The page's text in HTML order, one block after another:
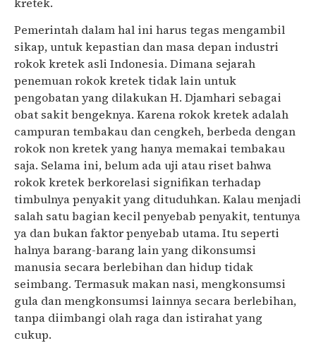
Pemerintah dalam hal ini harus tegas mengambil
sikap, untuk kepastian dan masa depan industri
rokok kretek asli Indonesia. Dimana sejarah
penemuan rokok kretek tidak lain untuk
pengobatan yang dilakukan H. Djamhari sebagai
obat sakit bengeknya. Karena rokok kretek adalah
campuran tembakau dan cengkeh, berbeda dengan
rokok non kretek yang hanya memakai tembakau
saja. Selama ini, belum ada uji atau riset bahwa
rokok kretek berkorelasi signifikan terhadap
timbulnya penyakit yang dituduhkan. Kalau menjadi
salah satu bagian kecil penyebab penyakit, tentunya
ya dan bukan faktor penyebab utama. Itu seperti
halnya barang-barang lain yang dikonsumsi
manusia secara berlebihan dan hidup tidak
seimbang. Termasuk makan nasi, mengkonsumsi
gula dan mengkonsumsi lainnya secara berlebihan,
tanpa diimbangi olah raga dan istirahat yang
cukup.